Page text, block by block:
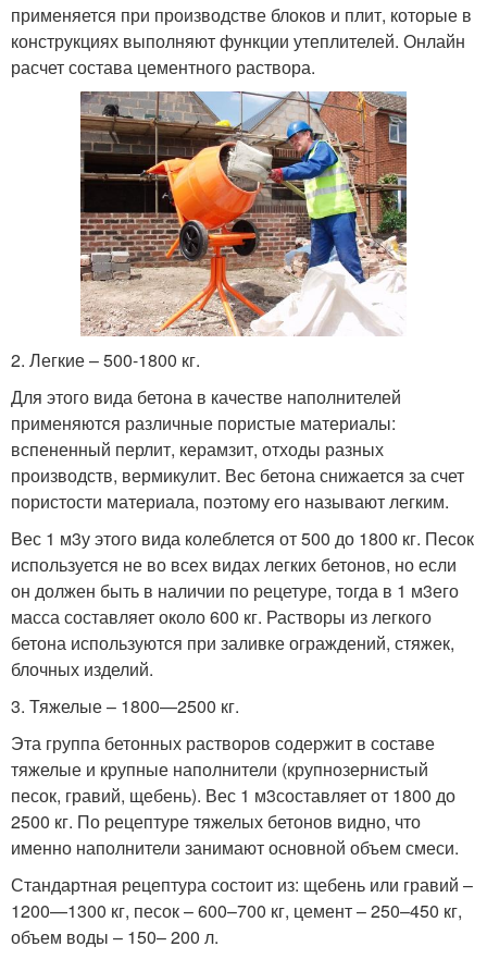
применяется при производстве блоков и плит, которые в
конструкциях выполняют функции утеплителей. Онлайн
расчет состава цементного раствора.
2. Легкие – 500-1800 кг.
Для этого вида бетона в качестве наполнителей
применяются различные пористые материалы:
вспененный перлит, керамзит, отходы разных
производств, вермикулит. Вес бетона снижается за счет
пористости материала, поэтому его называют легким.
Вес 1 м3у этого вида колеблется от 500 до 1800 кг. Песок
используется не во всех видах легких бетонов, но если
он должен быть в наличии по рецетуре, тогда в 1 м3его
масса составляет около 600 кг. Растворы из легкого
бетона используются при заливке ограждений, стяжек,
блочных изделий.
3. Тяжелые – 1800—2500 кг.
Эта группа бетонных растворов содержит в составе
тяжелые и крупные наполнители (крупнозернистый
песок, гравий, щебень). Вес 1 м3составляет от 1800 до
2500 кг. По рецептуре тяжелых бетонов видно, что
именно наполнители занимают основной объем смеси.
Стандартная рецептура состоит из: щебень или гравий –
1200—1300 кг, песок – 600–700 кг, цемент – 250–450 кг,
объем воды – 150– 200 л.